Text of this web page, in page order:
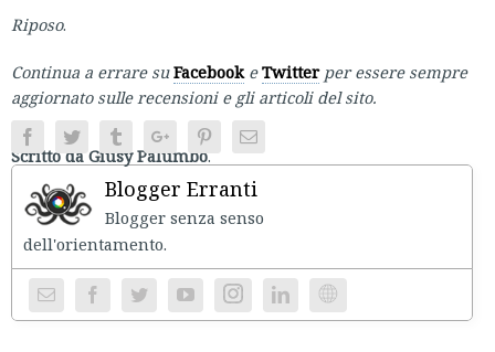
Riposo.
Continua a errare suFacebookeTwitter per essere sempre
aggiornato sulle recensioni e gli articoli del sito.
Scritto da Giusy Palumbo.
FacebookTwitter TumblrGoogle+PinterestEmail
Blogger Erranti
Blogger senza senso
Instagram Website